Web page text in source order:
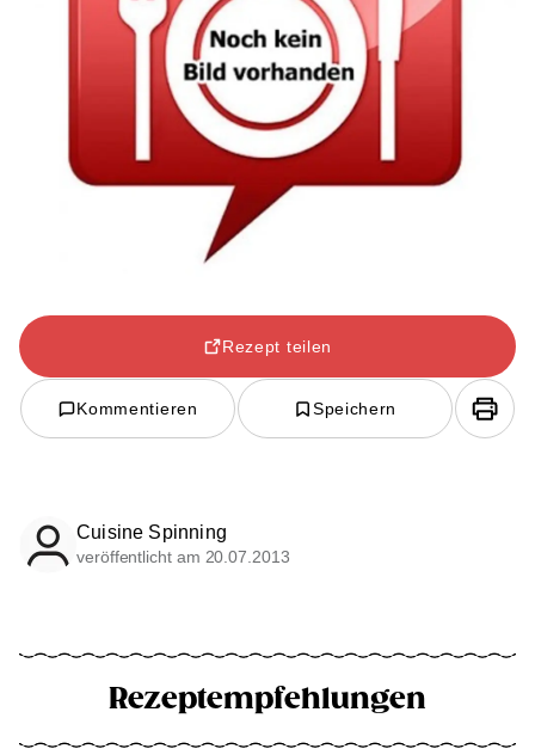
Rezept teilen
Kommentieren Speichern
Cuisine Spinning
veröffentlicht am 20.07.2013
Rezeptempfehlungen